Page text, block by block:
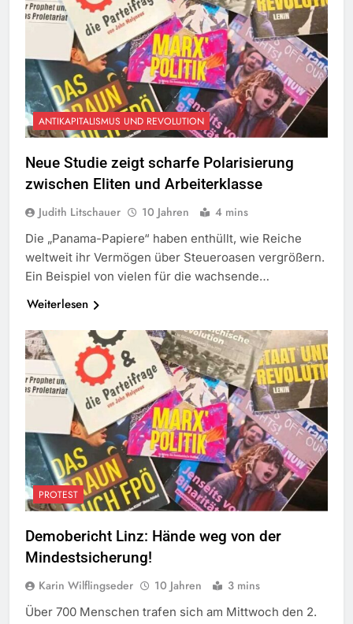
ANTIKAPITALISMUS UND REVOLUTION
Neue Studie zeigt scharfe Polarisierung
zwischen Eliten und Arbeiterklasse
Judith Litschauer 10 Jahren 4 mins
Die „Panama-Papiere“ haben enthüllt, wie Reiche
weltweit ihr Vermögen über Steueroasen vergrößern.
Ein Beispiel von vielen für die wachsende…
Weiterlesen
PROTEST
Demobericht Linz: Hände weg von der
Mindestsicherung!
Karin Wilflingseder 10 Jahren 3 mins
Über 700 Menschen trafen sich am Mittwoch den 2.